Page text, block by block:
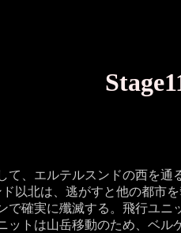
て、エルテルスンドの西を通
以北は、逃がすと他の都市
で確実に殲滅する。飛行ユ
ットは山岳移動のため、ベル